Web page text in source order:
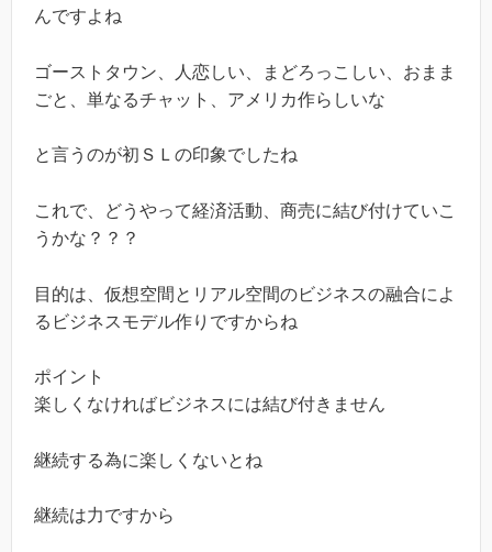
んですよね
ゴーストタウン、人恋しい、まどろっこしい、おまま
ごと、単なるチャット、アメリカ作らしいな
と言うのが初ＳＬの印象でしたね
これで、どうやって経済活動、商売に結び付けていこ
うかな？？？
目的は、仮想空間とリアル空間のビジネスの融合によ
るビジネスモデル作りですからね
ポイント
楽しくなければビジネスには結び付きません
継続する為に楽しくないとね
継続は力ですから